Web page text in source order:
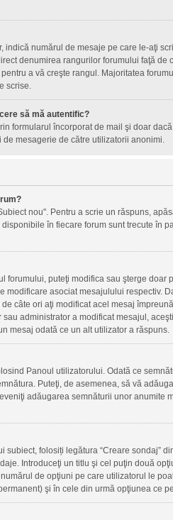
numărul de mesaje pe care le-aţi
denumirea rangurilor forumului faţă de
a vă creşte rangul. Majoritatea
scrise.
să mă autentific?
formularul încorporat de mail şi doar
mesagerie de către utilizatorii anonimi.
nou". Pentru a scrie un răspuns,
în fiecare forum sunt trecute în
forumului, puteţi modifica sau şterge
asociat mesajulului respectiv.
câte ori aţi modificat acel mesaj
administrator a modificat mesajul,
mesaj odată ce un alt utilizator a răspuns.
Panoul utilizatorului. Odată ce
Puteţi, de asemenea, să vă
adăugarea semnăturii unor anumite
folosiți legătura “Creare sondaj”
Introduceţi un titlu şi cel puţin două
de opţiuni pe care utilizatorul le
şi în cele din urmă opţiunea ce